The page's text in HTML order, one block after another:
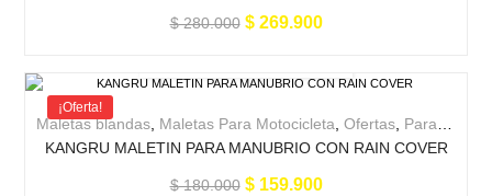
$280.000 $269.900
¡Oferta!
Maletas blandas Maletas Para Motocicleta Ofertas Para la moto
KANGRU MALETIN PARA MANUBRIO CON RAIN COVER
$180.000 $159.900